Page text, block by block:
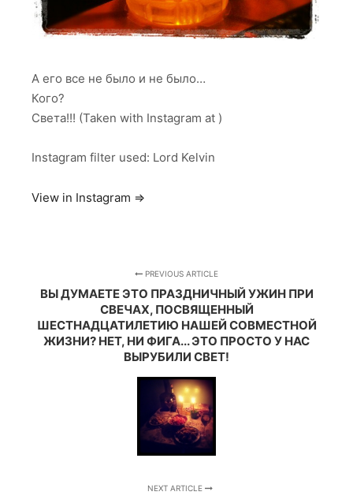
А его все не было и не было…
Кого?
Света!!! (Taken with Instagram at )
Instagram filter used: Lord Kelvin
View in Instagram ⇒
PREVIOUS ARTICLE
ВЫ ДУМАЕТЕ ЭТО ПРАЗДНИЧНЫЙ УЖИН ПРИ
СВЕЧАХ, ПОСВЯЩЕННЫЙ
ШЕСТНАДЦАТИЛЕТИЮ НАШЕЙ СОВМЕСТНОЙ
ЖИЗНИ? НЕТ, НИ ФИГА... ЭТО ПРОСТО У НАС
ВЫРУБИЛИ СВЕТ!
NEXT ARTICLE